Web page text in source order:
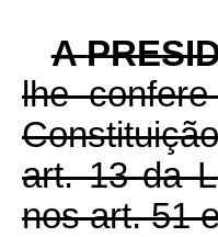
A
lhe
art. 13 da
nos art. 51